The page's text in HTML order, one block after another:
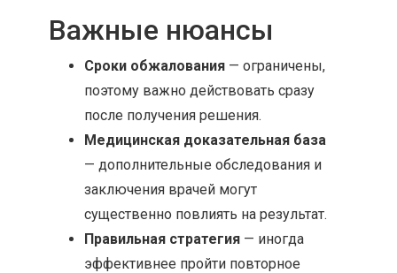
Важные нюансы
Сроки обжалования — ограничены,
поэтому важно действовать сразу
после получения решения.
Медицинская доказательная база
— дополнительные обследования и
заключения врачей могут
существенно повлиять на результат.
Правильная стратегия — иногда
эффективнее пройти повторное